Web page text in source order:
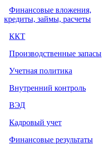
Финансовые вложения,
кредиты, займы, расчеты
ККТ
Производственные запасы
Учетная политика
Внутренний контроль
ВЭД
Кадровый учет
Финансовые результаты